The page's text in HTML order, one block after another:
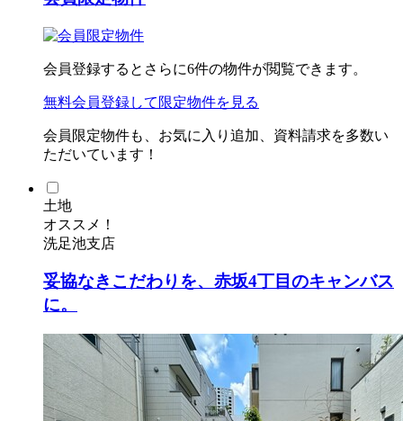
会員登録するとさらに6件の物件が閲覧できます。
無料会員登録して限定物件を見る
会員限定物件も、お気に入り追加、資料請求を多数い
ただいています！
土地
オススメ！
洗足池支店
妥協なきこだわりを、赤坂4丁目のキャンバス
に。